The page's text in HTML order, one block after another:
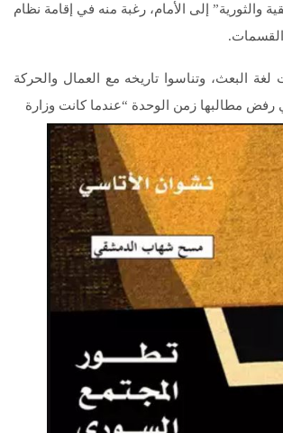
والثورية” إلى الأمام، رغبة منه في إقامة نظام
البعث، وتناسوا تاريخه مع العمال والحركة
رفض مطالبها زمن الوحدة “عندما كانت وزارة